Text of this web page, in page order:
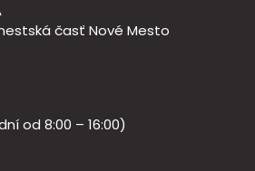
časť Nové Mesto
od 8:00 – 16:00)